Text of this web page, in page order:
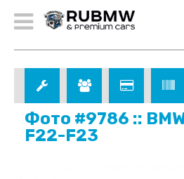
Фото #9786 ::
F22-F23